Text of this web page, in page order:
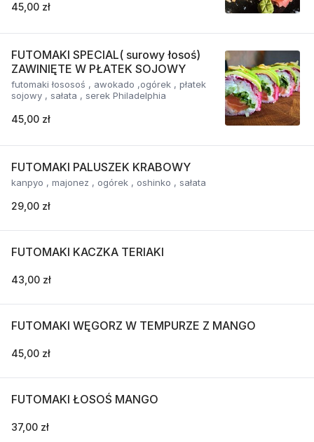
45,00 zł
FUTOMAKI SPECIAL( surowy łosoś)
ZAWINIĘTE W PŁATEK SOJOWY
futomaki łososoś , awokado ,ogórek , płatek
sojowy , sałata , serek Philadelphia
45,00 zł
FUTOMAKI PALUSZEK KRABOWY
kanpyo , majonez , ogórek , oshinko , sałata
29,00 zł
FUTOMAKI KACZKA TERIAKI
43,00 zł
FUTOMAKI WĘGORZ W TEMPURZE Z MANGO
45,00 zł
FUTOMAKI ŁOSOŚ MANGO
37,00 zł